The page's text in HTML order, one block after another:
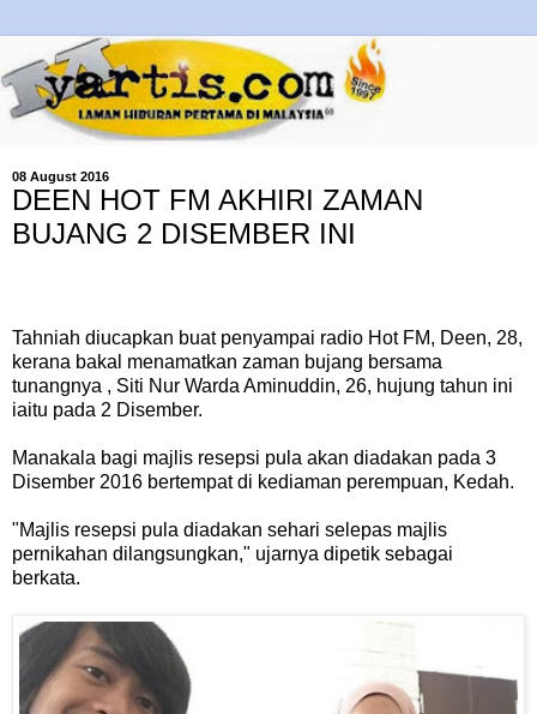
08 August 2016
DEEN HOT FM AKHIRI ZAMAN
BUJANG 2 DISEMBER INI
Tahniah diucapkan buat penyampai radio Hot FM, Deen, 28,
kerana bakal menamatkan zaman bujang bersama
tunangnya , Siti Nur Warda Aminuddin, 26, hujung tahun ini
iaitu pada 2 Disember.
Manakala bagi majlis resepsi pula akan diadakan pada 3
Disember 2016 bertempat di kediaman perempuan, Kedah.
"Majlis resepsi pula diadakan sehari selepas majlis
pernikahan dilangsungkan," ujarnya dipetik sebagai
berkata.